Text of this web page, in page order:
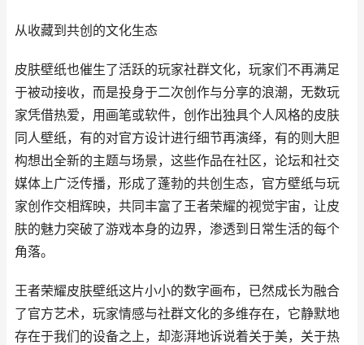
从收藏到共创的文化生态
皮肤壁纸也催生了活跃的玩家社群文化，玩家们不再满足
于被动接收，而是投身于二次创作与分享的浪潮，无数玩
家凭借热爱，用画笔或软件，创作出独具个人风格的皮肤
同人壁纸，有的对官方设计进行细节再演绎，有的则大胆
构想出全新的主题与场景，这些作品在社区，论坛和社交
媒体上广泛传播，形成了蓬勃的共创生态，官方壁纸与玩
家创作交相辉映，共同丰富了王者荣耀的视觉宇宙，让皮
肤的魅力突破了游戏本身的边界，渗透到日常生活的每个
角落。
王者荣耀皮肤壁纸这片小小的数字画布，已然成长为融合
了官方艺术，玩家情感与社群文化的多维存在，它静默地
存在于我们的设备之上，却澎湃地诉说着关于美，关于热